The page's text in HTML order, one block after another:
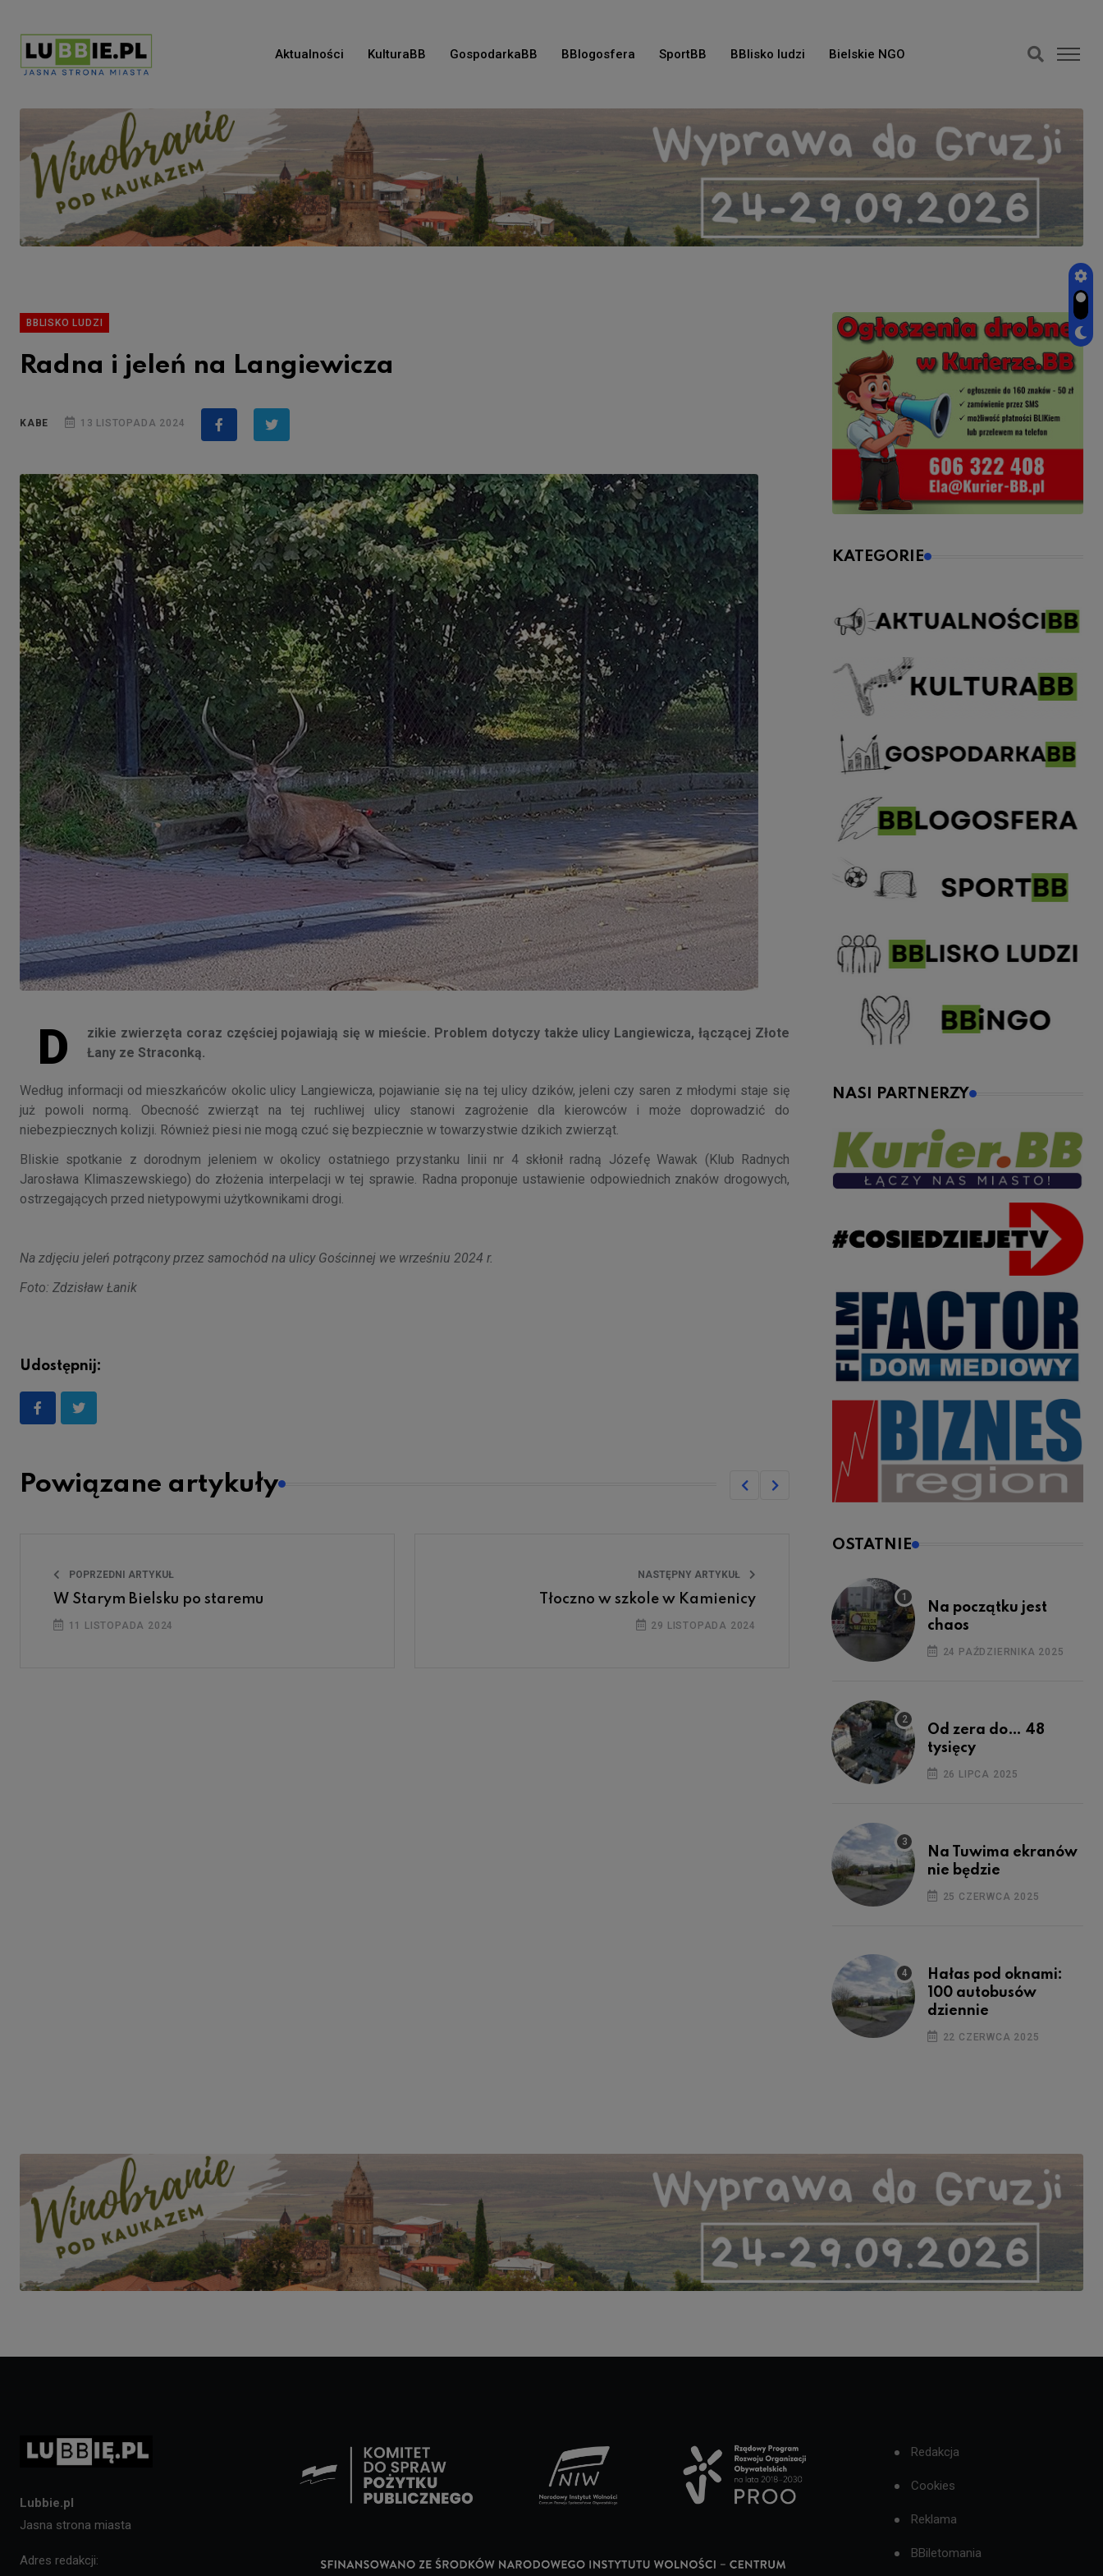
Aktualności KulturaBB GospodarkaBB BBlogosfera SportBB BBlisko ludzi Bielskie NGO
BBLISKO LUDZI
Radna i jeleń na Langiewicza
KABE 13 LISTOPADA 2024
D
zikie zwierzęta coraz częściej pojawiają się w mieście. Problem dotyczy także ulicy Langiewicza, łączącej Złote
Łany ze Straconką.
Według informacji od mieszkańców okolic ulicy Langiewicza, pojawianie się na tej ulicy dzików, jeleni czy saren z młodymi staje się
już powoli normą. Obecność zwierząt na tej ruchliwej ulicy stanowi zagrożenie dla kierowców i może doprowadzić do
niebezpiecznych kolizji. Również piesi nie mogą czuć się bezpiecznie w towarzystwie dzikich zwierząt.
Bliskie spotkanie z dorodnym jeleniem w okolicy ostatniego przystanku linii nr 4 skłonił radną Józefę Wawak (Klub Radnych
Jarosława Klimaszewskiego) do złożenia interpelacji w tej sprawie. Radna proponuje ustawienie odpowiednich znaków drogowych,
ostrzegających przed nietypowymi użytkownikami drogi.
Na zdjęciu jeleń potrącony przez samochód na ulicy Gościnnej we wrześniu 2024 r.
Foto: Zdzisław Łanik
Udostępnij:
Powiązane artykuły
POPRZEDNI ARTYKUŁ
W Starym Bielsku po staremu
11 LISTOPADA 2024
NASTĘPNY ARTYKUŁ
Tłoczno w szkole w Kamienicy
29 LISTOPADA 2024
KATEGORIE
NASI PARTNERZY
OSTATNIE
Na początku jest
chaos
24 PAŹDZIERNIKA 2025
Od zera do… 48
tysięcy
26 LIPCA 2025
Na Tuwima ekranów
nie będzie
25 CZERWCA 2025
Hałas pod oknami:
100 autobusów
dziennie
22 CZERWCA 2025
Lubbie.pl
Jasna strona miasta
Adres redakcji:
Redakcja
Cookies
Reklama
BBiletomania